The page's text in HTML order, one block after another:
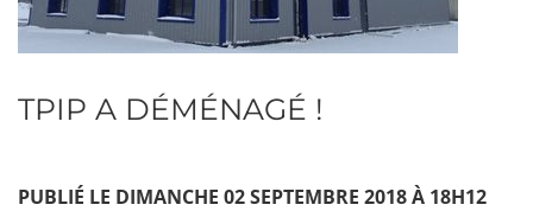
TPIP A DÉMÉNAGÉ !
PUBLIÉ LE DIMANCHE 02 SEPTEMBRE 2018 À 18H12